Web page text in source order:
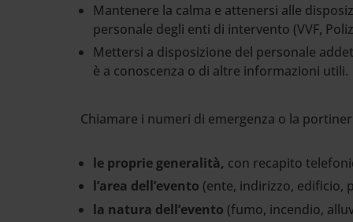
Mantenere la calma e attenersi alle
personale degli enti di intervento (VVF,
Mettersi a disposizione del personale
è a conoscenza o di altre informazioni utili.
Chiamare i numeri di emergenza o la
le proprie generalità, con recapito
l’area dell’evento (ente, indirizzo, edificio,
la natura dell’evento (fumo, incendio,